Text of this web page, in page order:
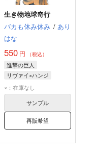
生き物地球奇行
バカも休み休み / あり
はな
550 円 （税込）
進撃の巨人
リヴァイ×ハンジ
×：在庫なし
サンプル
再販希望